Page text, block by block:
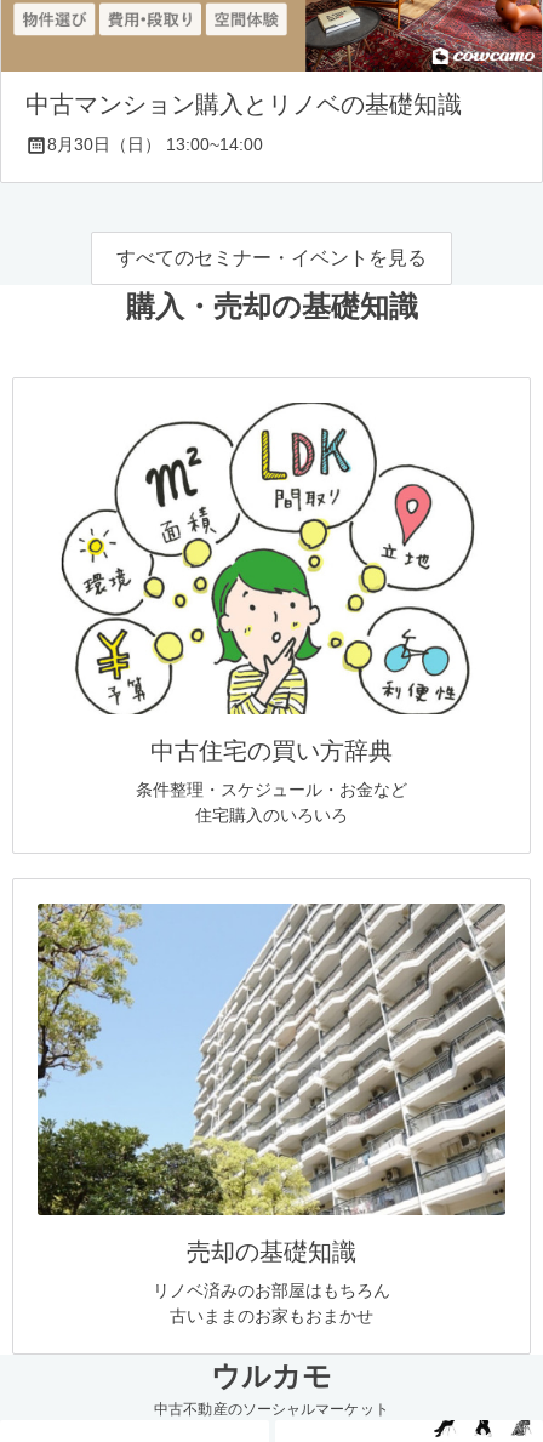
中古マンション購入とリノベの基礎知識
8月30日（日） 13:00~14:00
すべてのセミナー・イベントを見る
購入・売却の基礎知識
中古住宅の買い方辞典
条件整理・スケジュール・お金など
住宅購入のいろいろ
売却の基礎知識
リノベ済みのお部屋はもちろん
古いままのお家もおまかせ
ウルカモ
中古不動産のソーシャルマーケット